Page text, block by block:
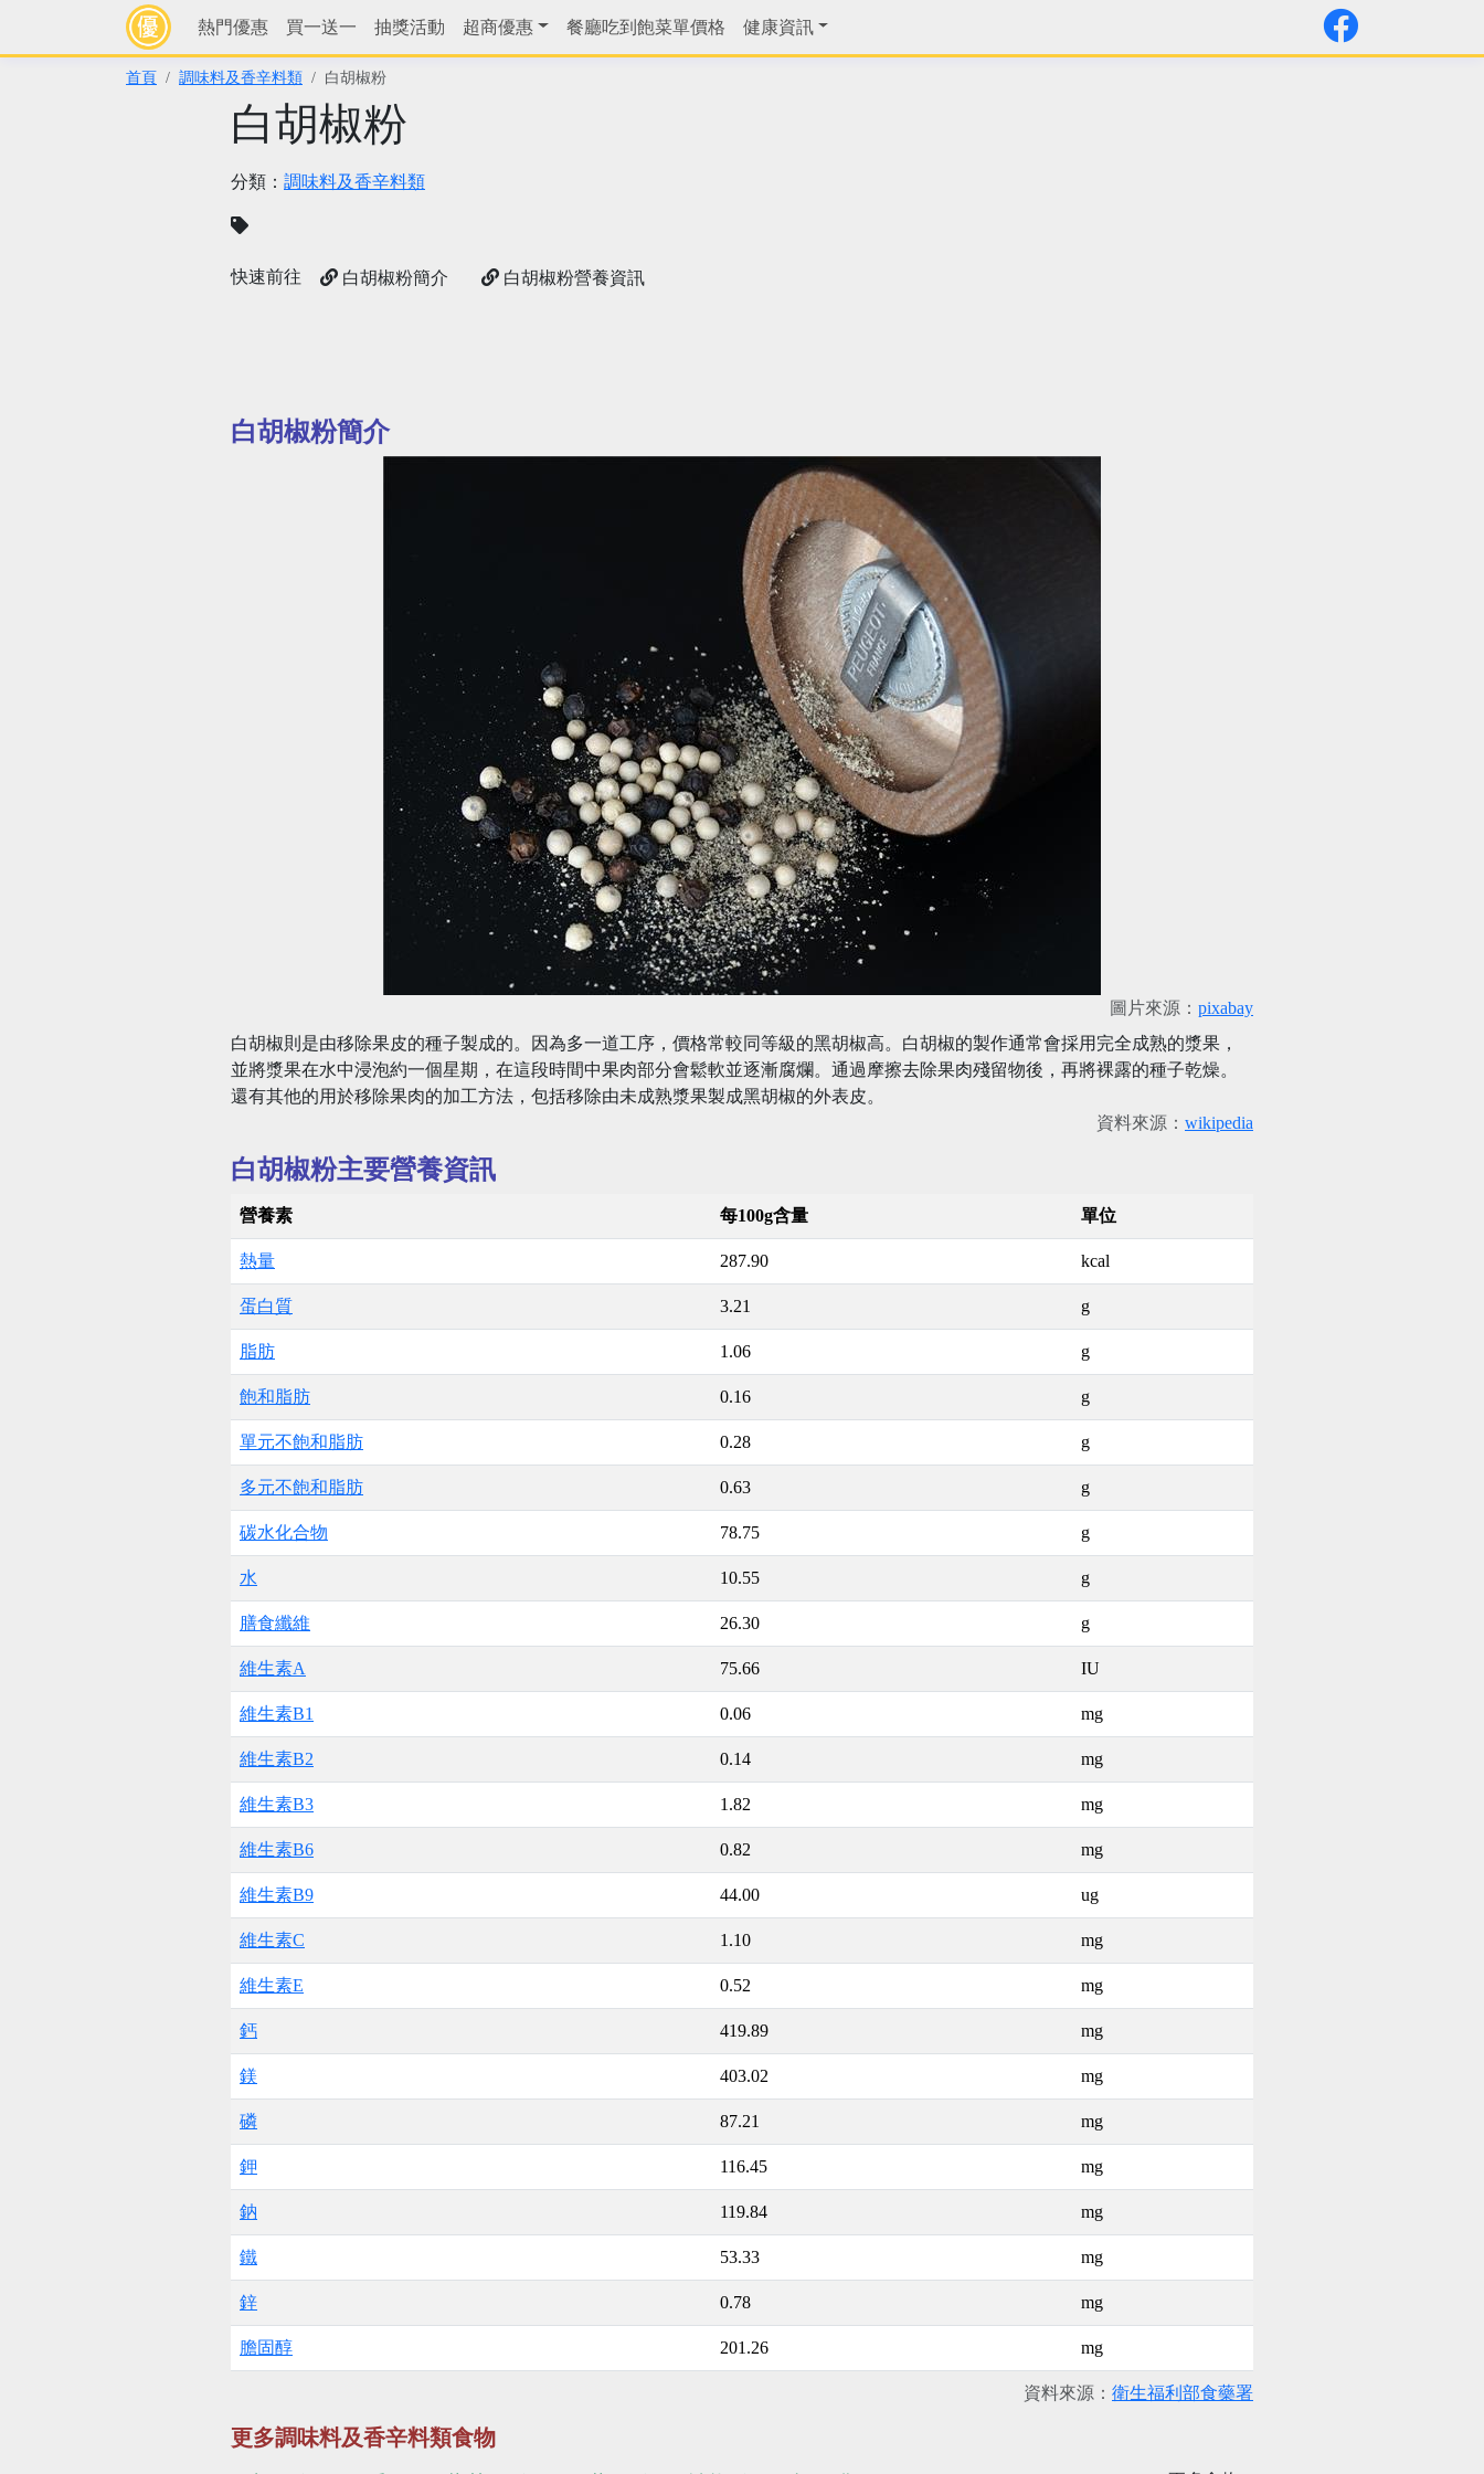
熱門優惠 買一送一 抽獎活動 超商優惠 餐廳吃到飽菜單價格 健康資訊
首頁 調味料及香辛料類 白胡椒粉
白胡椒粉
分類： 調味料及香辛料類
快速前往 白胡椒粉簡介 白胡椒粉營養資訊
白胡椒粉簡介
圖片來源： pixabay
白胡椒則是由移除果皮的種子製成的。因為多一道工序，價格常較同等級的黑胡椒高。白胡椒的製作通常會採用完全成熟的漿果，
並將漿果在水中浸泡約一個星期，在這段時間中果肉部分會鬆軟並逐漸腐爛。通過摩擦去除果肉殘留物後，再將裸露的種子乾燥。
還有其他的用於移除果肉的加工方法，包括移除由未成熟漿果製成黑胡椒的外表皮。
資料來源： wikipedia
白胡椒粉主要營養資訊
營養素 每100g含量 單位
熱量 287.90 kcal
蛋白質 3.21 g
脂肪 1.06 g
飽和脂肪 0.16 g
單元不飽和脂肪 0.28 g
多元不飽和脂肪 0.63 g
碳水化合物 78.75 g
水 10.55 g
膳食纖維 26.30 g
維生素A 75.66 IU
維生素B1 0.06 mg
維生素B2 0.14 mg
維生素B3 1.82 mg
維生素B6 0.82 mg
維生素B9 44.00 ug
維生素C 1.10 mg
維生素E 0.52 mg
鈣 419.89 mg
鎂 403.02 mg
磷 87.21 mg
鉀 116.45 mg
鈉 119.84 mg
鐵 53.33 mg
鋅 0.78 mg
膽固醇 201.26 mg
資料來源： 衛生福利部食藥署
更多調味料及香辛料類食物